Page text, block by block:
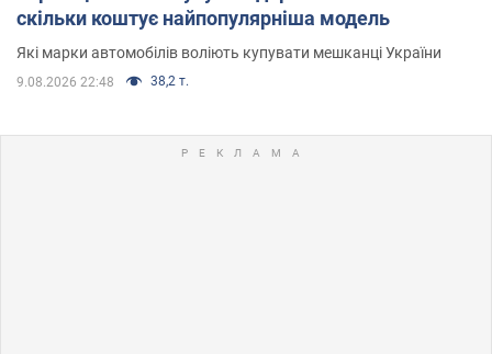
скільки коштує найпопулярніша модель
Які марки автомобілів воліють купувати мешканці України
9.08.2026 22:48 38,2 т.